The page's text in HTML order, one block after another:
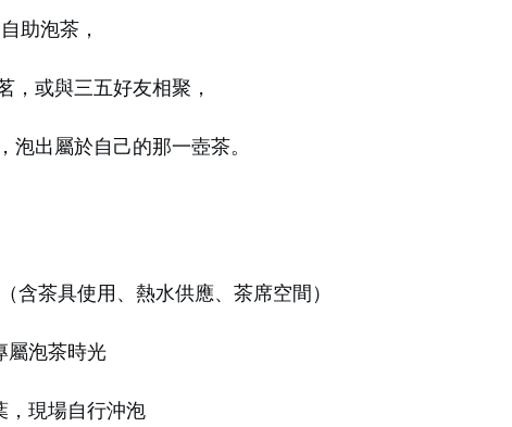
助泡茶，
，或與三五好友相聚，
泡出屬於自己的那一壺茶。
含茶具使用、熱水供應、茶席空間）
屬泡茶時光
，現場自行沖泡